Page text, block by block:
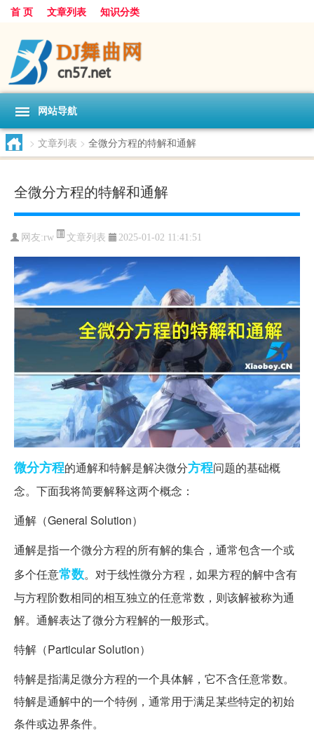
首 页 文章列表 知识分类
网站导航
> 文章列表 > 全微分方程的特解和通解
全微分方程的特解和通解
网友:rw 文章列表 2025-01-02 11:41:51
微分方程的通解和特解是解决微分方程问题的基础概
念。下面我将简要解释这两个概念：
通解（General Solution）
通解是指一个微分方程的所有解的集合，通常包含一个或
多个任意常数。对于线性微分方程，如果方程的解中含有
与方程阶数相同的相互独立的任意常数，则该解被称为通
解。通解表达了微分方程解的一般形式。
特解（Particular Solution）
特解是指满足微分方程的一个具体解，它不含任意常数。
特解是通解中的一个特例，通常用于满足某些特定的初始
条件或边界条件。